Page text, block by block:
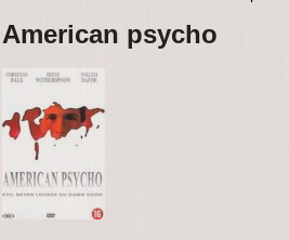
American psycho